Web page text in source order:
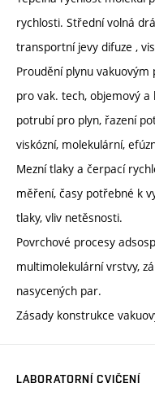
rychlosti. Střední volná
transportní jevy difuze ,
Proudění plynu
pro vak. tech, objemový
potrubí pro plyn, řazení
viskózní, molekulární,
Mezní tlaky a čerpací
měření, časy potřebné k
tlaky, vliv netěsnosti.
Povrchové procesy
multimolekulární vrstvy,
nasycených par.
Zásady konstrukce
LABORATORNÍ CVIČENÍ